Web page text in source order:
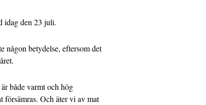
idag den 23 juli.
någon betydelse, eftersom det
både varmt och hög
Och äter vi av mat